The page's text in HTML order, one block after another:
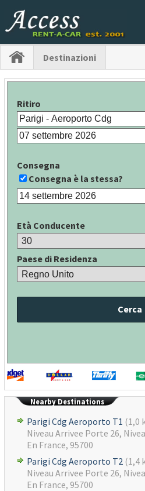
Destinazioni
Ritiro
Consegna
Consegna è la stessa?
Età Conducente
Paese di Residenza
Cerca
Nearby Destinations
Parigi Cdg Aeroporto T1 (1,0
Niveau Arrivee Porte 26,
En France, 95700
Parigi Cdg Aeroporto T2 (1,4
Niveau Arrivee Porte 26,
En France, 95700